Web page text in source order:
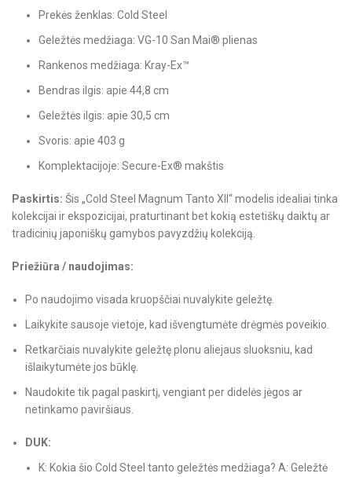
Prekės ženklas: Cold Steel
Geležtės medžiaga: VG-10 San Mai® plienas
Rankenos medžiaga: Kray-Ex™
Bendras ilgis: apie 44,8 cm
Geležtės ilgis: apie 30,5 cm
Svoris: apie 403 g
Komplektacijoje: Secure-Ex® makštis
Paskirtis: Šis „Cold Steel Magnum Tanto XII“ modelis idealiai tinka
kolekcijai ir ekspozicijai, praturtinant bet kokią estetiškų daiktų ar
tradicinių japoniškų gamybos pavyzdžių kolekciją.
Priežiūra / naudojimas:
Po naudojimo visada kruopščiai nuvalykite geležtę.
Laikykite sausoje vietoje, kad išvengtumėte drėgmės poveikio.
Retkarčiais nuvalykite geležtę plonu aliejaus sluoksniu, kad
išlaikytumėte jos būklę.
Naudokite tik pagal paskirtį, vengiant per didelės jėgos ar
netinkamo paviršiaus.
DUK:
K: Kokia šio Cold Steel tanto geležtės medžiaga? A: Geležtė